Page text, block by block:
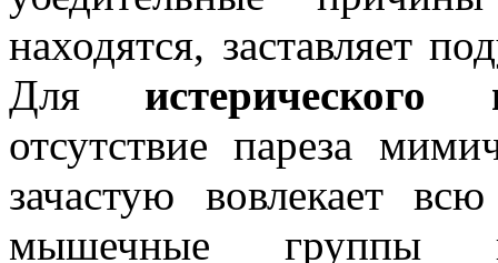
находятся, заставляет
Для истерического
отсутствие пареза
зачастую вовлекает
мышечные группы